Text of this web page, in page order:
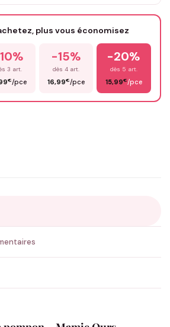
MA DEMANDE ✨
Flocage en France✅ Validation avant fabrication
plus vous économisez
3 art.
€/pce
-15%
dès 4 art.
16,99€/pce
-20%
dès 5 art.
15,99€/pce